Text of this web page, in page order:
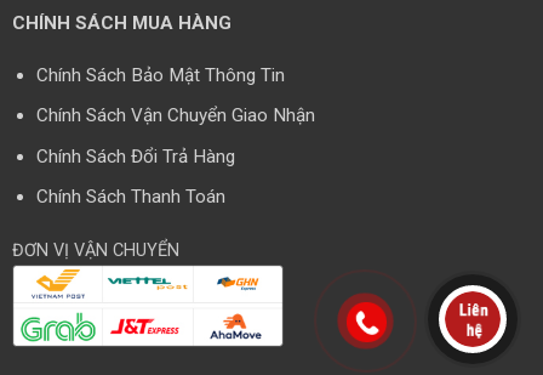
CHÍNH SÁCH MUA HÀNG
Chính Sách Bảo Mật Thông Tin
Chính Sách Vận Chuyển Giao Nhận
Chính Sách Đổi Trả Hàng
Chính Sách Thanh Toán
ĐƠN VỊ VẬN CHUYỂN